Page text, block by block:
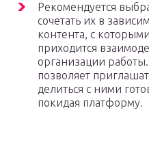
Рекомендуется
сочетать их в
контента, с
приходится
организации
позволяет
делиться с ними
покидая платформу.